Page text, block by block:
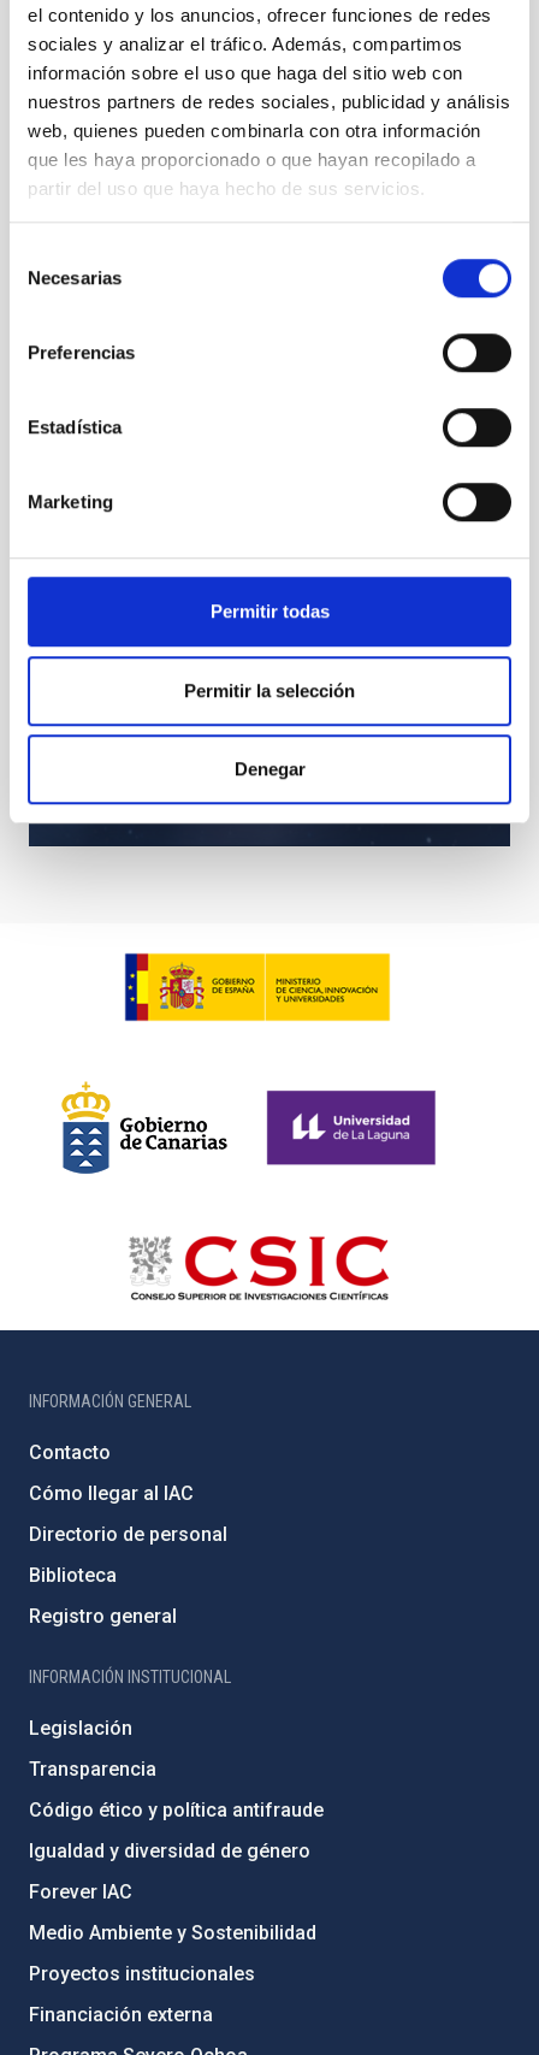
el contenido y los anuncios, ofrecer funciones de redes
sociales y analizar el tráfico. Además, compartimos
información sobre el uso que haga del sitio web con
nuestros partners de redes sociales, publicidad y análisis
web, quienes pueden combinarla con otra información
que les haya proporcionado o que hayan recopilado a
partir del uso que haya hecho de sus servicios.
Necesarias
Preferencias
Estadística
Marketing
Permitir todas
Permitir la selección
Denegar
INFORMACIÓN GENERAL
Contacto
Cómo llegar al IAC
Directorio de personal
Biblioteca
Registro general
INFORMACIÓN INSTITUCIONAL
Legislación
Transparencia
Código ético y política antifraude
Igualdad y diversidad de género
Forever IAC
Medio Ambiente y Sostenibilidad
Proyectos institucionales
Financiación externa